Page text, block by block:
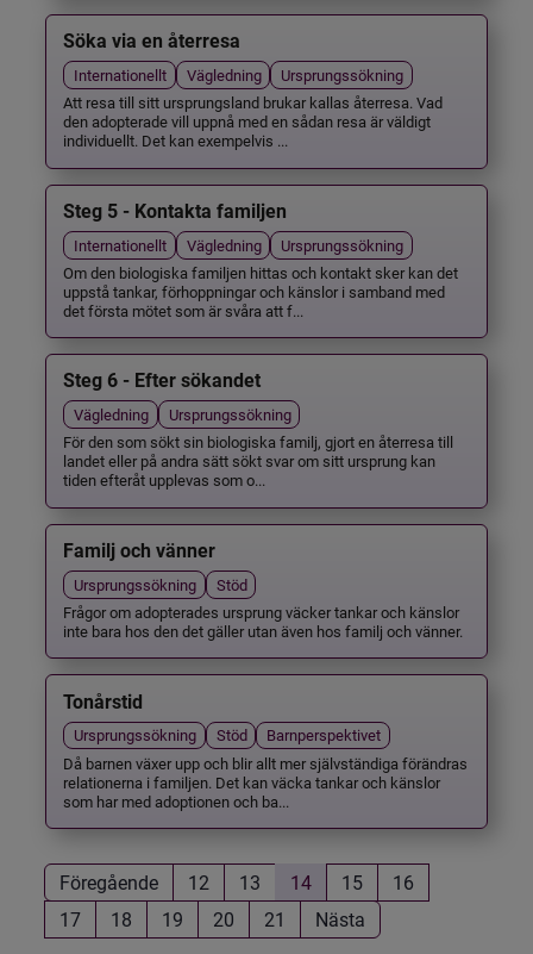
Söka via en återresa
Internationellt Vägledning
Ursprungssökning
Att resa till sitt ursprungsland brukar kallas återresa. Vad
den adopterade vill uppnå med en sådan resa är väldigt
individuellt. Det kan exempelvis ...
Steg 5 - Kontakta familjen
Internationellt Vägledning
Ursprungssökning
Om den biologiska familjen hittas och kontakt sker kan det
uppstå tankar, förhoppningar och känslor i samband med
det första mötet som är svåra att f...
Steg 6 - Efter sökandet
Vägledning
Ursprungssökning
För den som sökt sin biologiska familj, gjort en återresa till
landet eller på andra sätt sökt svar om sitt ursprung kan
tiden efteråt upplevas som o...
Familj och vänner
Ursprungssökning
Stöd
Frågor om adopterades ursprung väcker tankar och känslor
inte bara hos den det gäller utan även hos familj och vänner.
Tonårstid
Ursprungssökning Stöd
Barnperspektivet
Då barnen växer upp och blir allt mer självständiga förändras
relationerna i familjen. Det kan väcka tankar och känslor
som har med adoptionen och ba...
Föregående 12 13 14 15
16
17
18 19 20 21 Nästa